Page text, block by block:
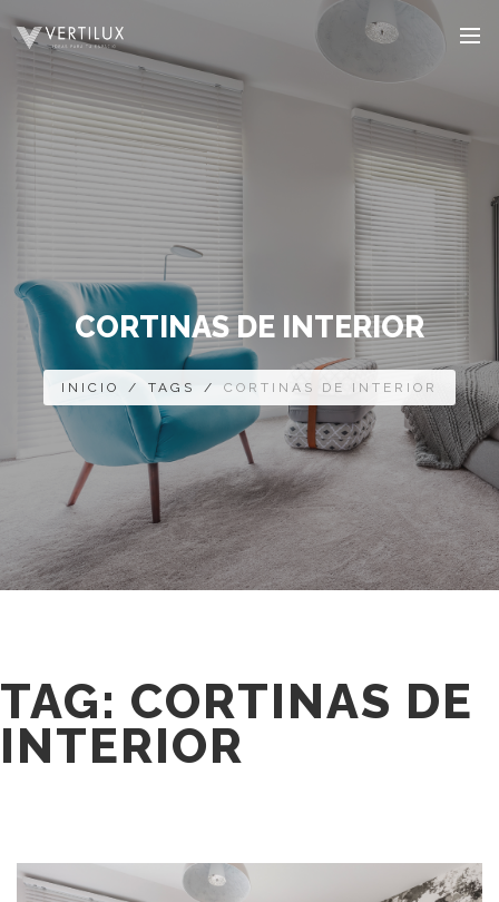
CORTINAS DE INTERIOR
INICIO / TAGS / CORTINAS DE INTERIOR
TAG: CORTINAS DE
INTERIOR